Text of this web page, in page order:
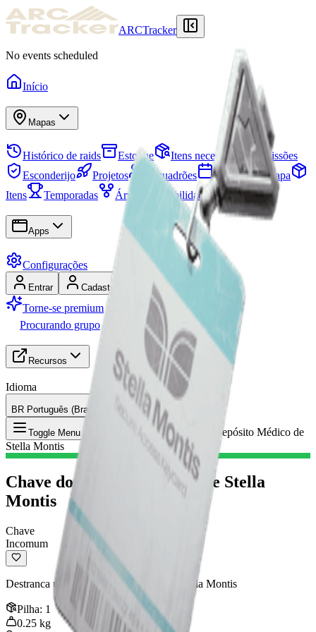
ARCTracker
No events scheduled
Início
Mapas
Histórico de raids Estoque Itens necessários
Missões
Esconderijo
Projetos Esquadrões
Eventos do mapa
Itens
Temporadas Árvore de habilidades
Apps
Configurações
Entrar Cadastrar-se
Torne-se premium
Procurando grupo
Recursos
Idioma
BR Português (Brasil)
Toggle Menu Item: Chave do Depósito Médico de
Stella Montis
Chave do Depósito Médico de Stella
Montis
Chave
Incomum
Destranca uma porta nos Arquivos em Stella Montis
Pilha: 1
0.25 kg